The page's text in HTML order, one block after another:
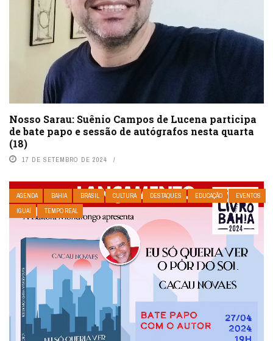
Nosso Sarau: Suênio Campos de Lucena participa
de bate papo e sessão de autógrafos nesta quarta
(18)
17 DE SETEMBRO DE 2024
AGENDA BAHIA BRASIL CULTURA DESTAQUES EDUCAÇÃO
EVENTOS
IGUAÍ
TEMPO REAL